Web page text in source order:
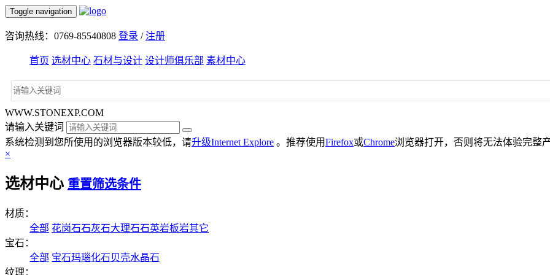
Toggle navigation
咨询热线：0769-85540808 登录 /注册
首页 选材中心 石材与设计 设计师俱乐部 素材中心
WWW.STONEXP.COM
请输入关键词
系统检测到您所使用的浏览器版本较低，请升级Internet Explore 。推荐使用Firefox或Chrome浏览器打开，否则将无法体验完整
×
选材中心 重置筛选条件
材质：
全部 花岗石石灰石大理石石英岩板岩其它
宝石：
全部 宝石玛瑙化石贝壳水晶石
纹理：